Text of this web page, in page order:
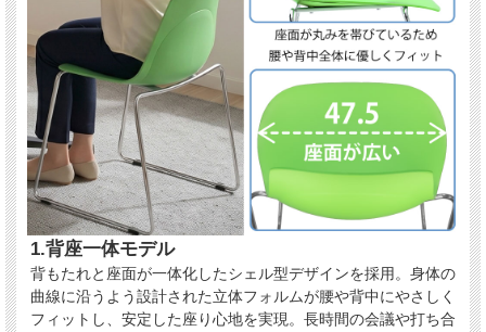
1.背座一体モデル
背もたれと座面が一体化したシェル型デザインを採用。身体の
曲線に沿うよう設計された立体フォルムが腰や背中にやさしく
フィットし、安定した座り心地を実現。長時間の会議や打ち合